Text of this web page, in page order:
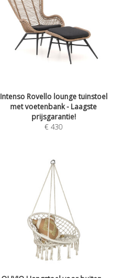
Intenso Rovello lounge tuinstoel
met voetenbank - Laagste
prijsgarantie!
€430